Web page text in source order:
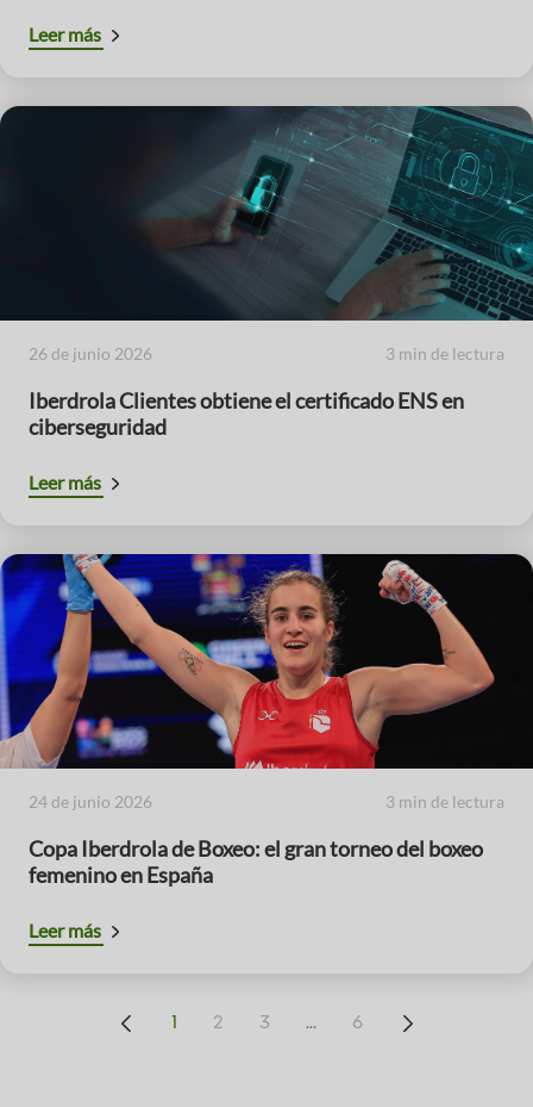
Leer más
26 de junio 2026 3 min de lectura
Iberdrola Clientes obtiene el certificado ENS en
ciberseguridad
Leer más
24 de junio 2026 3 min de lectura
Copa Iberdrola de Boxeo: el gran torneo del boxeo
femenino en España
Leer más
1 2 3 ... 6